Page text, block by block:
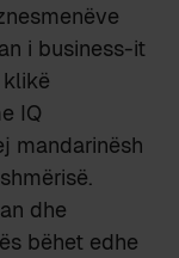
i business-it
IQ
mandarinësh
dhe
bëhet edhe